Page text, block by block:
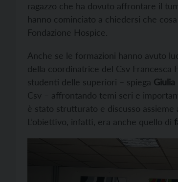
ragazzo che ha dovuto affrontare il
hanno cominciato a chiedersi che
Fondazione Hospice.
Anche se le formazioni hanno avuto
della coordinatrice del Csv Francesca
studenti delle superiori – spiega Giulia
Csv – affrontando temi seri e
è stato strutturato e discusso
L’obiettivo, infatti, era anche quello di